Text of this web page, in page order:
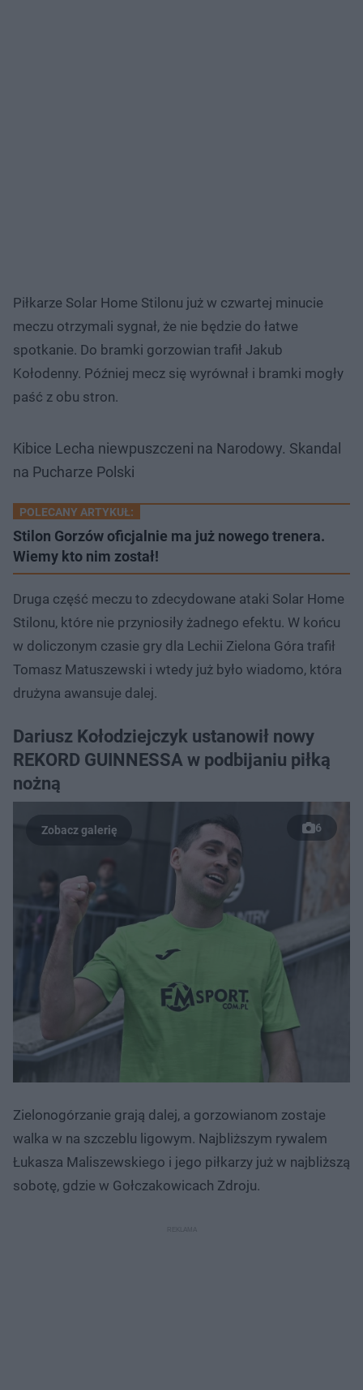
Piłkarze Solar Home Stilonu już w czwartej minucie
meczu otrzymali sygnał, że nie będzie do łatwe
spotkanie. Do bramki gorzowian trafił Jakub
Kołodenny. Później mecz się wyrównał i bramki mogły
paść z obu stron.
Kibice Lecha niewpuszczeni na Narodowy. Skandal
na Pucharze Polski
POLECANY ARTYKUŁ:
Stilon Gorzów oficjalnie ma już nowego trenera.
Wiemy kto nim został!
Druga część meczu to zdecydowane ataki Solar Home
Stilonu, które nie przyniosiły żadnego efektu. W końcu
w doliczonym czasie gry dla Lechii Zielona Góra trafił
Tomasz Matuszewski i wtedy już było wiadomo, która
drużyna awansuje dalej.
Dariusz Kołodziejczyk ustanowił nowy
REKORD GUINNESSA w podbijaniu piłką
nożną
6
Zielonogórzanie grają dalej, a gorzowianom zostaje
walka w na szczeblu ligowym. Najbliższym rywalem
Łukasza Maliszewskiego i jego piłkarzy już w najbliższą
sobotę, gdzie w Gołczakowicach Zdroju.